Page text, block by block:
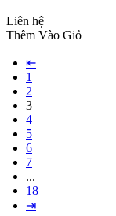
Liên hệ
Thêm Vào Giỏ
⇤
1
2
3
4
5
6
7
...
18
⇥